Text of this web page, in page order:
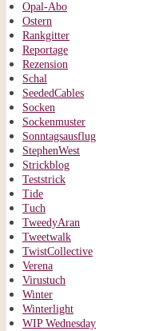
Opal-Abo
Ostern
Rankgitter
Reportage
Rezension
Schal
SeededCables
Socken
Sockenmuster
Sonntagsausflug
StephenWest
Strickblog
Teststrick
Tide
Tuch
TweedyAran
Tweetwalk
TwistCollective
Verena
Virustuch
Winter
Winterlight
WIP Wednesday